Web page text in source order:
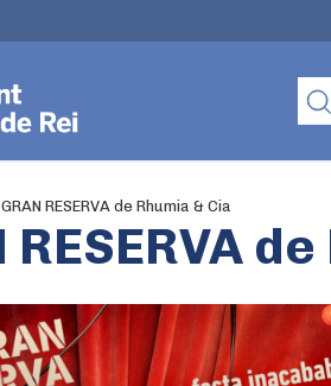
GRAN RESERVA de Rhumia & Cia
RESERVA